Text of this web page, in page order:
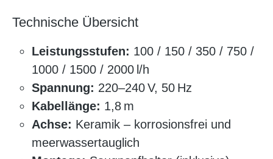
Technische Übersicht
Leistungsstufen: 100 / 150 / 350 / 750 /
1000 / 1500 / 2000 l/h
Spannung: 220–240 V, 50 Hz
Kabellänge: 1,8 m
Achse: Keramik – korrosionsfrei und
meerwassertauglich